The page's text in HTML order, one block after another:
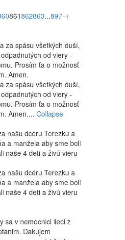
861862863...897→
za spásu všetkých duší,
od viery -
Prosím ťa o možnosť
Amen.
za spásu všetkých duší,
od viery -
Prosím ťa o možnosť
Amen.... Collapse
našu dcéru Terezku a
a manžela aby sme boli
naše 4 deti a živú vieru
našu dcéru Terezku a
a manžela aby sme boli
naše 4 deti a živú vieru
sa v nemocnici lieci z
Dakujem